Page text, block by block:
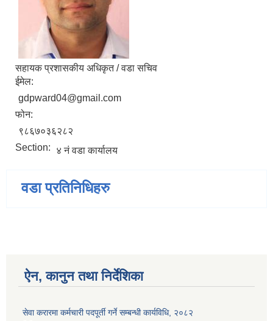
सहायक प्रशासकीय अधिकृत / वडा सचिव
ईमेल:
gdpward04@gmail.com
फोन:
९८६७०३६२८२
Section:
४ नं वडा कार्यालय
वडा प्रतिनिधिहरु
ऐन, कानुन तथा निर्देशिका
सेवा करारमा कर्मचारी पदपूर्ती गर्ने सम्बन्धी कार्यविधि, २०८२